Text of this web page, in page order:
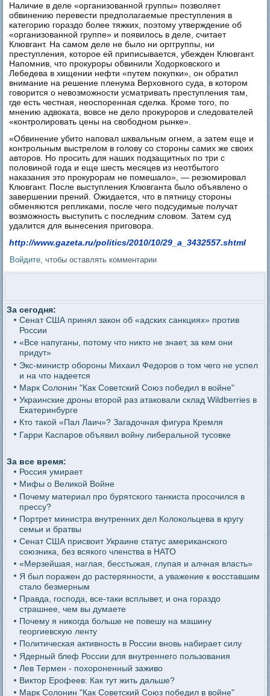
Наличие в деле «организованной группы» позволяет
обвинению перевести предполагаемые преступления в
категорию гораздо более тяжких, поэтому утверждение об
«организованной группе» и появилось в деле, считает
Клювгант. На самом деле не было ни орггруппы, ни
преступления, которое ей приписывается, убежден Клювгант.
Напомнив, что прокуроры обвинили Ходорковского и
Лебедева в хищении нефти «путем покупки», он обратил
внимание на решение пленума Верховного суда, в котором
говорится о невозможности усматривать преступления там,
где есть честная, неоспоренная сделка. Кроме того, по
мнению адвоката, вовсе не дело прокуроров и следователей
«контролировать цены на свободном рынке».
«Обвинение убито наповал шквальным огнем, а затем еще и
контрольным выстрелом в голову со стороны самих же своих
авторов. Но просить для наших подзащитных по три с
половиной года и еще шесть месяцев из неотбытого
наказания это прокурорам не помешало», — резюмировал
Клювгант. После выступления Клювганта было объявлено о
завершении прений. Ожидается, что в пятницу стороны
обменяются репликами, после чего подсудимые получат
возможность выступить с последним словом. Затем суд
удалится для вынесения приговора.
http://www.gazeta.ru/politics/2010/10/29_a_3432557.shtml
Войдите, чтобы оставлять комментарии
За сегодня:
Сенат США принял закон об «адских санкциях» против
России
«Все напуганы, потому что никто не знает, за кем они
придут»
Экс-министр обороны Михаил Федоров о том чего не успел
и на что надеется
Марк Солонин "Как Советский Союз победил в войне"
Украинские дроны второй раз атаковали склад Wildberries в
Екатеринбурге
Кто такой «Пал Лаич»? Загадочная фигура Кремля
Гарри Каспаров объявил войну либеральной тусовке
За все время:
Россия умирает
Мифы о Великой Войне
Почему материал про бурятского танкиста просочился в
прессу?
Портрет министра внутренних дел Колокольцева в кругу
семьи и братвы
Сенат США присвоит Украине статус американского
союзника, без всякого членства в НАТО
«Мерзейшая, наглая, бесстыжая, глупая и алчная власть»
Я был поражен до растерянности, а уважение к восставшим
стало безмерным
Правда, господа, все-таки всплывет, и она гораздо
страшнее, чем вы думаете
Почему я никогда больше не повешу на машину
георгиевскую ленту
Политическая активность в России вновь набирает силу
Ядерный блеф России для внутреннего пользования
Лев Термен - похороненный заживо
Виктор Ерофеев: Как тут жить дальше?
Марк Солонин "Как Советский Союз победил в войне"